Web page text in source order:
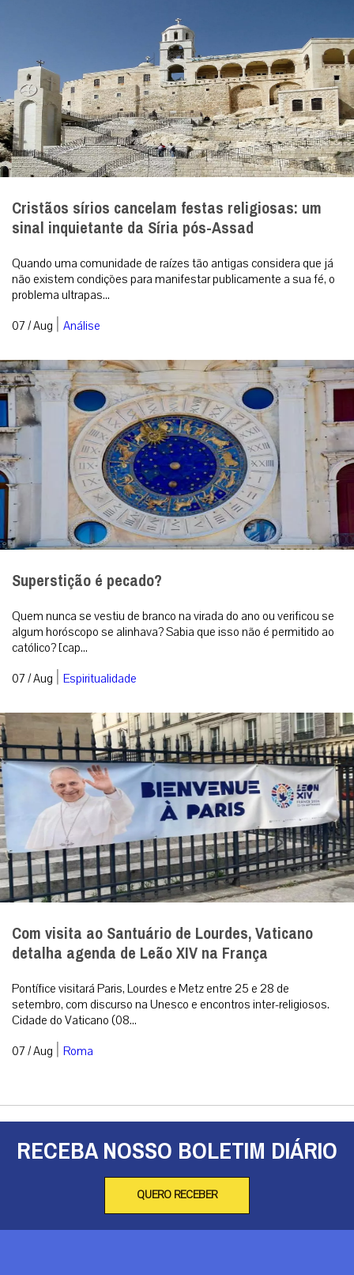
Cristãos sírios cancelam festas religiosas: um
sinal inquietante da Síria pós-Assad
Quando uma comunidade de raízes tão antigas considera que já
não existem condições para manifestar publicamente a sua fé, o
problema ultrapas...
07 / Aug | Análise
Superstição é pecado?
Quem nunca se vestiu de branco na virada do ano ou verificou se
algum horóscopo se alinhava? Sabia que isso não é permitido ao
católico? [cap...
07 / Aug | Espiritualidade
Com visita ao Santuário de Lourdes, Vaticano
detalha agenda de Leão XIV na França
Pontífice visitará Paris, Lourdes e Metz entre 25 e 28 de
setembro, com discurso na Unesco e encontros inter-religiosos.
Cidade do Vaticano (08...
07 / Aug | Roma
RECEBA NOSSO BOLETIM DIÁRIO
QUERO RECEBER